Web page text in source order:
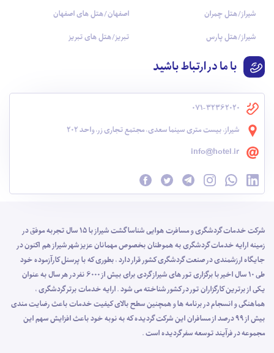
شیراز/هتل چمران
شیراز/هتل پارس
اصفهان/هتل های اصفهان
تبریز/هتل های تبریز
با ما در ارتباط باشید
071-32362020
شیراز، بیست متری سینما سعدی، مجتمع تجاری زر، واحد 202
info@hotel.ir
شرکت خدمات گردشگری و مسافرت هوایی شناسا گشت شیراز با 15 سال تجربه موفق در
زمینه ارایه خدمات گردشگری به هموطنان بخصوص مهمانان عزیز شهر شیراز هم اکنون در
جایگاه ارزشمندی در صنعت گردشگری کشور قرار دارد ، بطوری که با پرسنل کارآزموده خود
طی 10 سال اخیر با برگزاری تور های شیراز گردی برای بیش از 6000 نفر در هر سال به عنوان
یکی از برترین کارگزاران تور در کشور شناخته می شود . ارایه خدمات برتر گردشگری ،
هماهنگی و انسجام در برنامه ها و همچنین سطح بالای کیفیت خدمات باعث رضایت مندی
بیش از 99 درصد از مسافران این شرکت گردیده که به نوبه خود باعث افزایش سهم این
مجموعه در فرآیند توسعه سفر گردیده است .